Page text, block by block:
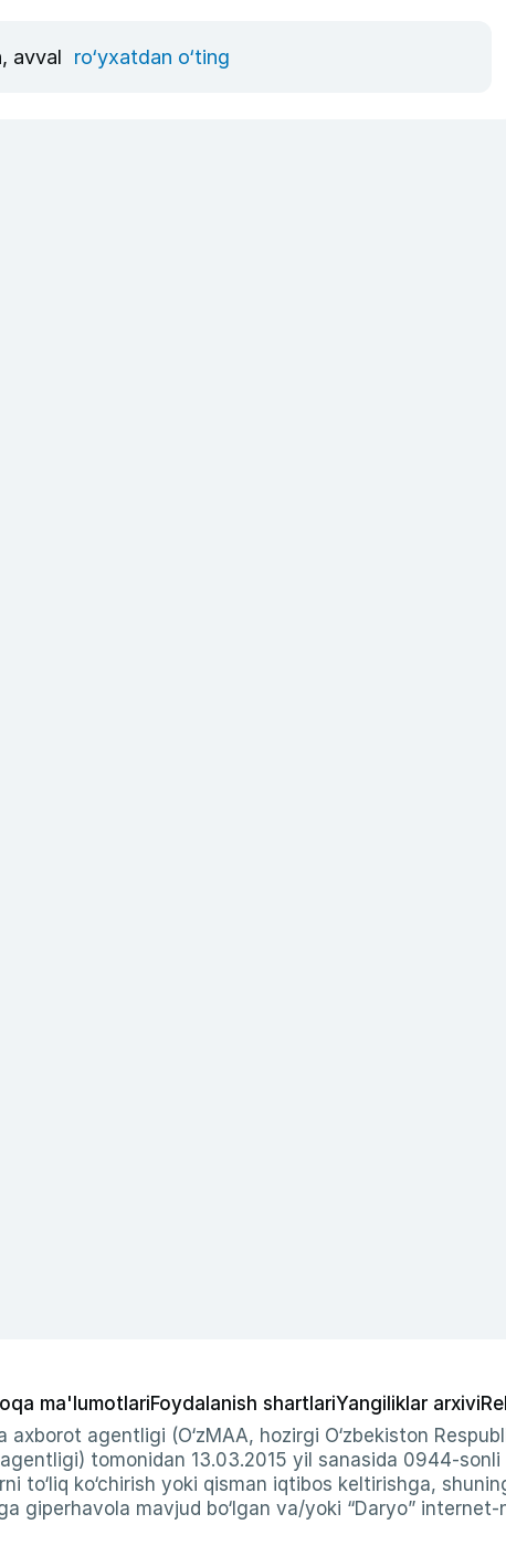
avval ro‘yxatdan o‘ting
ma'lumotlariFoydalanish shartlariYangiliklar arxivi
agentligi (O‘zMAA, hozirgi O‘zbekiston
tomonidan 13.03.2015 yil sanasida 0944-
to‘liq ko‘chirish yoki qisman iqtibos keltirishga,
giperhavola mavjud bo‘lgan va/yoki “Daryo”